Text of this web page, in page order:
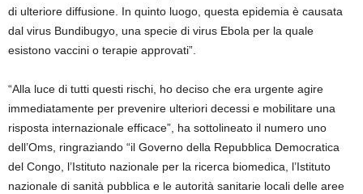
di ulteriore diffusione. In quinto luogo, questa epidemia è causata
dal virus Bundibugyo, una specie di virus Ebola per la quale
esistono vaccini o terapie approvati”.
“Alla luce di tutti questi rischi, ho deciso che era urgente agire
immediatamente per prevenire ulteriori decessi e mobilitare una
risposta internazionale efficace”, ha sottolineato il numero uno
dell’Oms, ringraziando “il Governo della Repubblica Democratica
del Congo, l’Istituto nazionale per la ricerca biomedica, l’Istituto
nazionale di sanità pubblica e le autorità sanitarie locali delle aree